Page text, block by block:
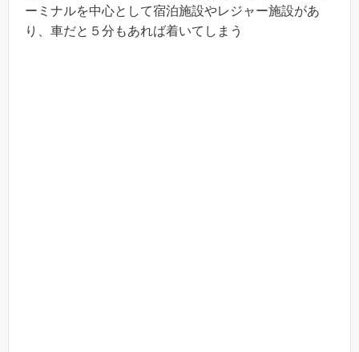
ーミナルを中心として宿泊施設やレジャー施設があ
り、車だと５分もあれば着いてしまう